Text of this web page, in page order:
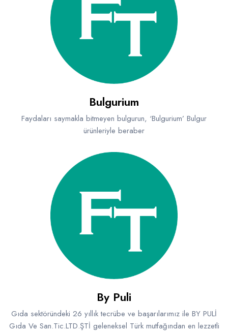
Bulgurium
Faydaları saymakla bitmeyen bulgurun, ‘Bulgurium’ Bulgur
ürünleriyle beraber
By Puli
Gıda sektöründeki 26 yıllık tecrübe ve başarılarımız ile BY PULİ
Gıda Ve San.Tic.LTD.ŞTİ geleneksel Türk mutfağından en lezzetli